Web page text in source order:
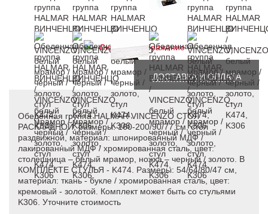
Скачать изображение
ОПИСАНИЕ ДОСТАВКА И ОПЛАТА
Обеденная группа HALMAR VINCENZO СТОЛ
РАСКЛАДНОЙ, размеры: 160-200/90/77 см, стол
раздвижной, материал: шпонированный МДФ /
лакированный МДФ / хромированная сталь, цвет:
столешница – белый мрамор, ножка – черный / золото. В
КОМПЛЕКТЕ СТУЛЬЯ - K474. Размеры: 54/64/80/47 см,
материал: ткань - букле / хромированная сталь, цвет:
кремовый - золотой. Комплект может быть со стульями
K306. Уточните стоимость